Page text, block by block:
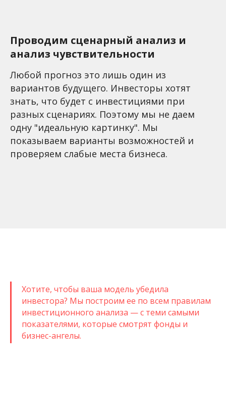
Проводим сценарный анализ и
анализ чувствительности
Любой прогноз это лишь один из
вариантов будущего. Инвесторы хотят
знать, что будет с инвестициями при
разных сценариях. Поэтому мы не даем
одну "идеальную картинку". Мы
показываем варианты возможностей и
проверяем слабые места бизнеса.
Хотите, чтобы ваша модель убедила
инвестора? Мы построим ее по всем правилам
инвестиционного анализа — с теми самыми
показателями, которые смотрят фонды и
бизнес-ангелы.